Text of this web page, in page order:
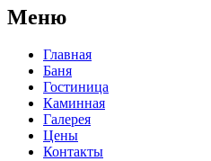
Меню
Главная
Баня
Гостиница
Каминная
Галерея
Цены
Контакты